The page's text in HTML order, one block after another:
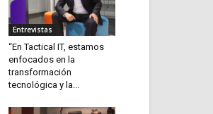
Entrevistas
“En Tactical IT, estamos
enfocados en la
transformación
tecnológica y la...